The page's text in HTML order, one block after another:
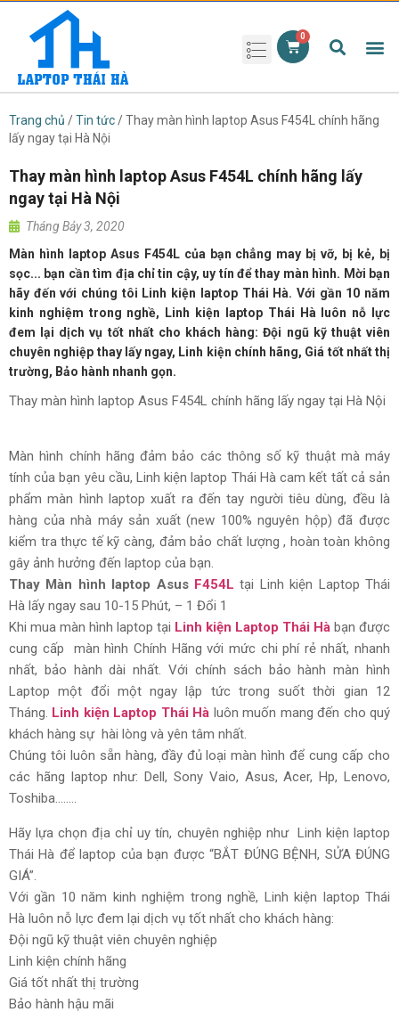
Trang chủ /Tin tức/ Thay màn hình laptop Asus F454L chính hãng
lấy ngay tại Hà Nội
Thay màn hình laptop Asus F454L chính hãng lấy
ngay tại Hà Nội
Tháng Bảy 3, 2020
Màn hình laptop Asus F454L của bạn chẳng may bị vỡ, bị kẻ, bị
sọc... bạn cần tìm địa chỉ tin cậy, uy tín để thay màn hình. Mời bạn
hãy đến với chúng tôi Linh kiện laptop Thái Hà. Với gần 10 năm
kinh nghiệm trong nghề, Linh kiện laptop Thái Hà luôn nỗ lực
đem lại dịch vụ tốt nhất cho khách hàng: Đội ngũ kỹ thuật viên
chuyên nghiệp thay lấy ngay, Linh kiện chính hãng, Giá tốt nhất thị
trường, Bảo hành nhanh gọn.
Thay màn hình laptop Asus F454L chính hãng lấy ngay tại Hà Nội
Màn hình chính hãng đảm bảo các thông số kỹ thuật mà máy
tính của bạn yêu cầu, Linh kiện laptop Thái Hà cam kết tất cả sản
phẩm màn hình laptop xuất ra đến tay người tiêu dùng, đều là
hàng của nhà máy sản xuất (new 100% nguyên hộp) đã được
kiểm tra thực tế kỹ càng, đảm bảo chất lượng , hoàn toàn không
gây ảnh hưởng đến laptop của bạn.
Thay Màn hình laptop AsusF454L tại Linh kiện Laptop Thái
Hà lấy ngay sau 10-15 Phút, – 1 Đổi 1
Khi mua màn hình laptop tại Linh kiện Laptop Thái Hà bạn được
cung cấp màn hình Chính Hãng với mức chi phí rẻ nhất, nhanh
nhất, bảo hành dài nhất. Với chính sách bảo hành màn hình
Laptop một đổi một ngay lập tức trong suốt thời gian 12
Tháng. Linh kiện Laptop Thái Hà luôn muốn mang đến cho quý
khách hàng sự hài lòng và yên tâm nhất.
Chúng tôi luôn sẵn hàng, đầy đủ loại màn hình để cung cấp cho
các hãng laptop như: Dell, Sony Vaio, Asus, Acer, Hp, Lenovo,
Toshiba……..
Hãy lựa chọn địa chỉ uy tín, chuyên nghiệp như Linh kiện laptop
Thái Hà để laptop của bạn được “BẮT ĐÚNG BỆNH, SỬA ĐÚNG
GIÁ”.
Với gần 10 năm kinh nghiệm trong nghề, Linh kiện laptop Thái
Hà luôn nỗ lực đem lại dịch vụ tốt nhất cho khách hàng:
Đội ngũ kỹ thuật viên chuyên nghiệp
Linh kiện chính hãng
Giá tốt nhất thị trường
Bảo hành hậu mãi